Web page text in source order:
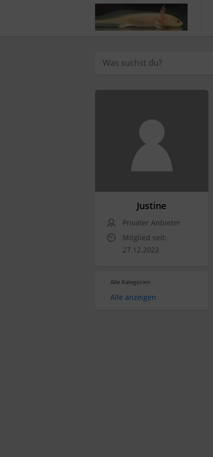
Justine
Privater Anbieter
Mitglied seit:
27.12.2022
Alle Kategorien
Alle anzeigen